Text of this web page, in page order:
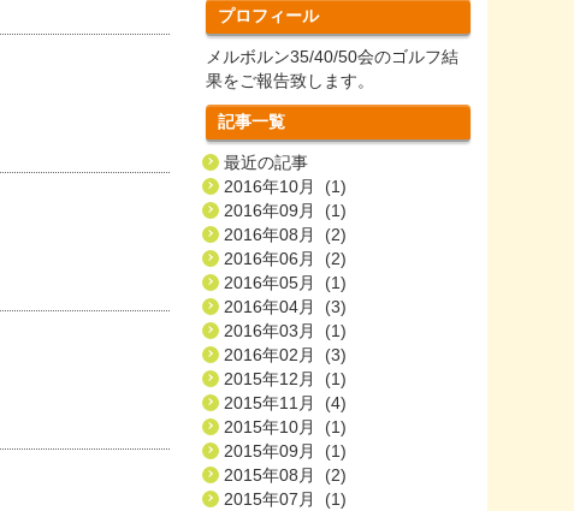
プロフィール
メルボルン35/40/50会のゴルフ結
果をご報告致します。
記事一覧
最近の記事
2016年10月 (1)
2016年09月 (1)
2016年08月 (2)
2016年06月 (2)
2016年05月 (1)
2016年04月 (3)
2016年03月 (1)
2016年02月 (3)
2015年12月 (1)
2015年11月 (4)
2015年10月 (1)
2015年09月 (1)
2015年08月 (2)
2015年07月 (1)